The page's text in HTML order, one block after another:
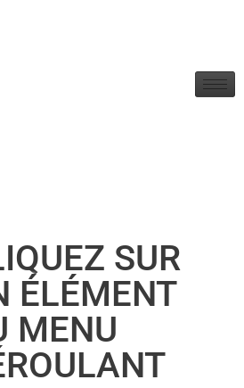
SUR
ÉLÉMENT
MENU